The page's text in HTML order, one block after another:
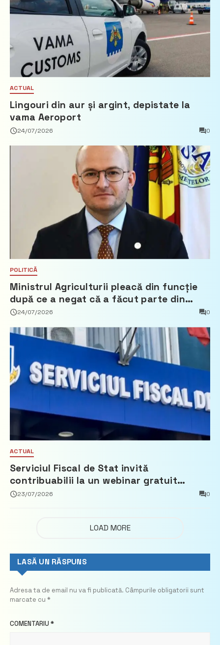
ACTUAL
Lingouri din aur și argint, depistate la
vama Aeroport
24/07/2026 0
POLITICĂ
Ministrul Agriculturii pleacă din funcție
după ce a negat că a făcut parte din
Partidul Democrat
24/07/2026 0
ACTUAL
Serviciul Fiscal de Stat invită
contribuabilii la un webinar gratuit
privind calculul impozitului pe bunurile
23/07/2026 0
LOAD MORE
LASĂ UN RĂSPUNS
Adresa ta de email nu va fi publicată. Câmpurile obligatorii sunt
marcate cu *
COMENTARIU *